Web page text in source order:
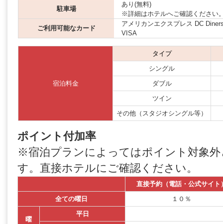
駐車場
あり(無料)
※詳細はホテルへご確認ください
ご利用可能なカード
アメリカンエクスプレス DC
VISA
宿泊料金
タイプ
シングル
ダブル
ツイン
その他（スタジオシングル等）
ポイント付加率
※宿泊プランによってはポイント対象
す。直接ホテルにご確認ください。
直接予約（電話・公式サイト
全ての曜日
１０％
曜
平日